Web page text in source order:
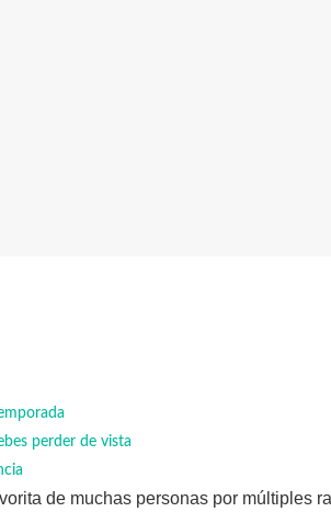
perder de vista
de muchas personas por múltiples